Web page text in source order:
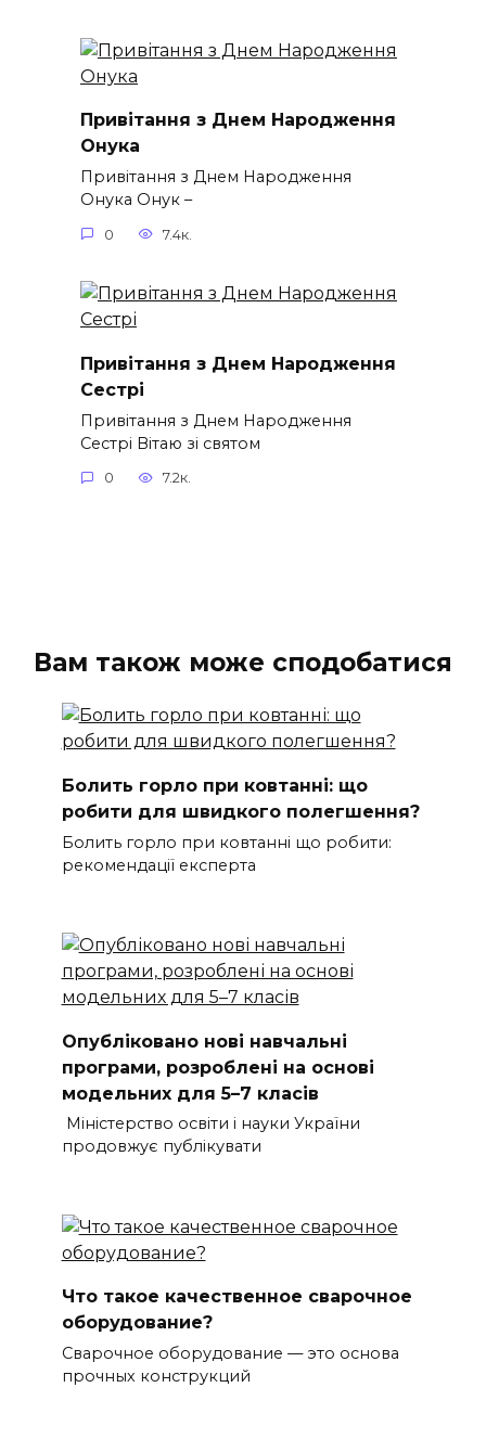
Привітання з Днем Народження
Онука
Привітання з Днем Народження
Онука Онук –
0 7.4к.
Привітання з Днем Народження
Сестрі
Привітання з Днем Народження
Сестрі Вітаю зі святом
0 7.2к.
Вам також може сподобатися
Болить горло при ковтанні: що
робити для швидкого полегшення?
Болить горло при ковтанні що робити:
рекомендації експерта
Опубліковано нові навчальні
програми, розроблені на основі
модельних для 5–7 класів
Міністерство освіти і науки України
продовжує публікувати
Что такое качественное сварочное
оборудование?
Сварочное оборудование — это основа
прочных конструкций